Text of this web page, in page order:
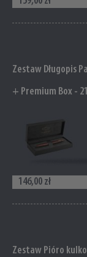
Zestaw Długopis
+ Premium Box -
146,00 zł
Zestaw Pióro